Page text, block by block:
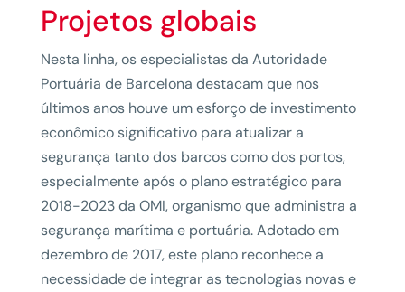
Projetos globais
Nesta linha, os especialistas da Autoridade
Portuária de Barcelona destacam que nos
últimos anos houve um esforço de investimento
econômico significativo para atualizar a
segurança tanto dos barcos como dos portos,
especialmente após o plano estratégico para
2018-2023 da OMI, organismo que administra a
segurança marítima e portuária. Adotado em
dezembro de 2017, este plano reconhece a
necessidade de integrar as tecnologias novas e